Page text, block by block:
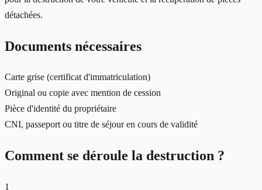
détachées.
Documents nécessaires
Carte grise (certificat d'immatriculation)
Original ou copie avec mention de cession
Pièce d'identité du propriétaire
CNI, passeport ou titre de séjour en cours de validité
Comment se déroule la destruction ?
1